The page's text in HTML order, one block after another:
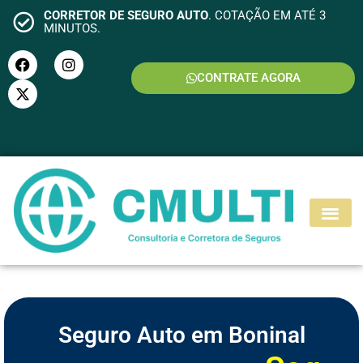
CORRETOR DE SEGURO AUTO. COTAÇÃO EM ATÉ 3
MINUTOS.
CONTRATE AGORA
SEGURO MOTO
Seguro Auto em Boninal